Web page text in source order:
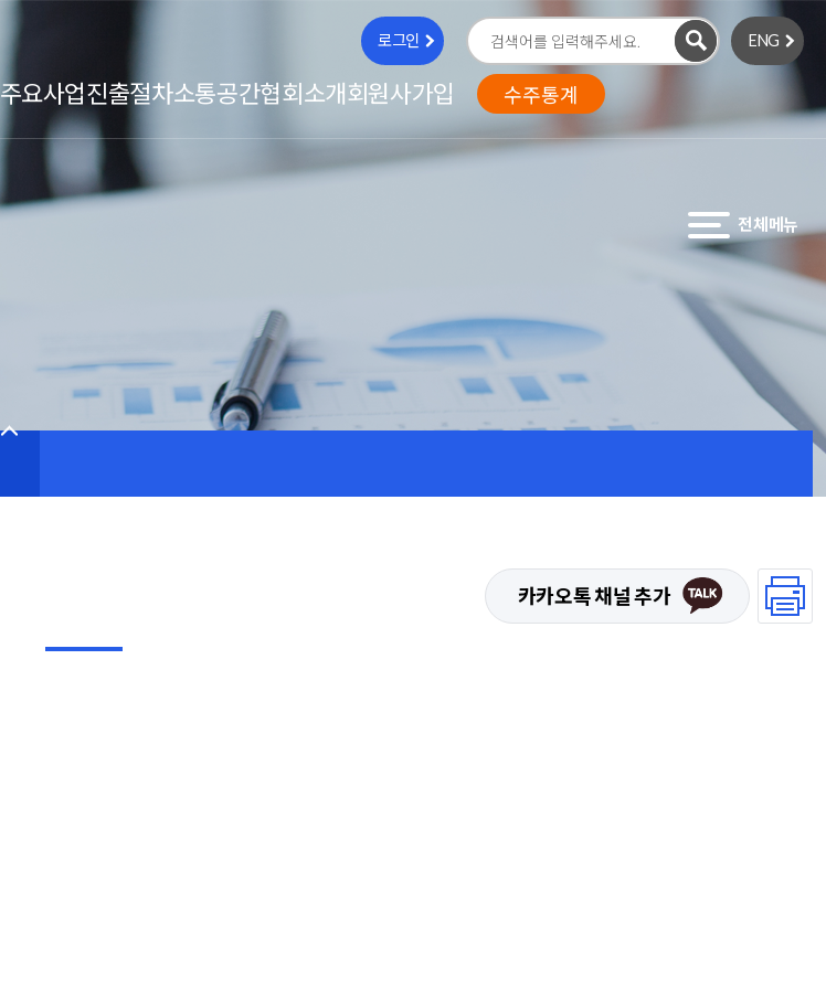
주요사업진출절차소통공간협회소개회원사가입 수주통계
로그인
검
ENG
전체메뉴
카카오톡 채널 추가